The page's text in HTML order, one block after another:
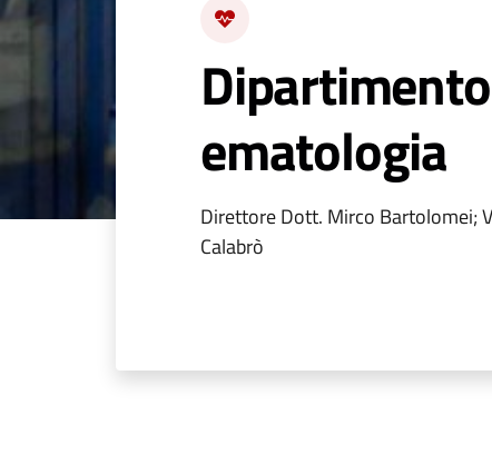
ematologia
Direttore Dott. Mirco Bartolomei;
Calabrò